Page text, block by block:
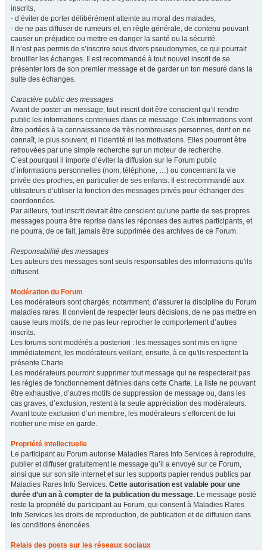
inscrits,
- d’éviter de porter délibérément atteinte au moral des malades,
- de ne pas diffuser de rumeurs et, en règle générale, de contenu pouvant
causer un préjudice ou mettre en danger la santé ou la sécurité.
Il n’est pas permis de s’inscrire sous divers pseudonymes, ce qui pourrait
brouiller les échanges. Il est recommandé à tout nouvel inscrit de se
présenter lors de son premier message et de garder un ton mesuré dans la
suite des échanges.
Caractère public des messages
Avant de poster un message, tout inscrit doit être conscient qu’il rendre
public les informations contenues dans ce message. Ces informations vont
être portées à la connaissance de très nombreuses personnes, dont on ne
connaît, le plus souvent, ni l’identité ni les motivations. Elles pourront être
retrouvées par une simple recherche sur un moteur de recherche.
C’est pourquoi il importe d’éviter la diffusion sur le Forum public
d’informations personnelles (nom, téléphone, …) ou concernant la vie
privée des proches, en particulier de ses enfants. Il est recommandé aux
utilisateurs d’utiliser la fonction des messages privés pour échanger des
coordonnées.
Par ailleurs, tout inscrit devrait être conscient qu’une partie de ses propres
messages pourra être reprise dans les réponses des autres participants, et
ne pourra, de ce fait, jamais être supprimée des archives de ce Forum.
Responsabilité des messages
Les auteurs des messages sont seuls responsables des informations qu'ils
diffusent.
Modération du Forum
Les modérateurs sont chargés, notamment, d’assurer la discipline du Forum
maladies rares. Il convient de respecter leurs décisions, de ne pas mettre en
cause leurs motifs, de ne pas leur reprocher le comportement d’autres
inscrits.
Les forums sont modérés a posteriori : les messages sont mis en ligne
immédiatement, les modérateurs veillant, ensuite, à ce qu'ils respectent la
présente Charte.
Les modérateurs pourront supprimer tout message qui ne respecterait pas
les règles de fonctionnement définies dans cette Charte. La liste ne pouvant
être exhaustive, d’autres motifs de suppression de message ou, dans les
cas graves, d’exclusion, restent à la seule appréciation des modérateurs.
Avant toute exclusion d’un membre, les modérateurs s’efforcent de lui
notifier une mise en garde.
Propriété intellectuelle
Le participant au Forum autorise Maladies Rares Info Services à reproduire,
publier et diffuser gratuitement le message qu’il a envoyé sur ce Forum,
ainsi que sur son site internet et sur les supports papier rendus publics par
Maladies Rares Info Services. Cette autorisation est valable pour une
durée d’un an à compter de la publication du message. Le message posté
reste la propriété du participant au Forum, qui consent à Maladies Rares
Info Services les droits de reproduction, de publication et de diffusion dans
les conditions énoncées.
Relais des posts sur les réseaux sociaux